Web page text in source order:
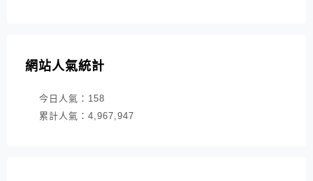
網站人氣統計
今日人氣： 158
累計人氣： 4,967,947